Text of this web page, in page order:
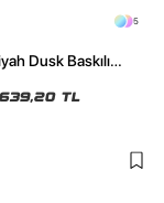
5
Dusk Baskılı
639,20 TL